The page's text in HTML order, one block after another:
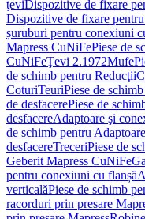
ţeviDispozitive de fixare
Dispozitive de fixare
șuruburi pentru conexiuni
Mapress CuNiFePiese de
CuNiFeŢevi 2.1972Mufe
de schimb pentru Reducţii
CoturiTeuriPiese de
de desfacerePiese de
desfacereAdaptoare şi
de schimb pentru
desfacereTreceriPiese de
Geberit Mapress CuNiFe
pentru conexiuni cu flanșă
verticalăPiese de schimb
racorduri prin presare